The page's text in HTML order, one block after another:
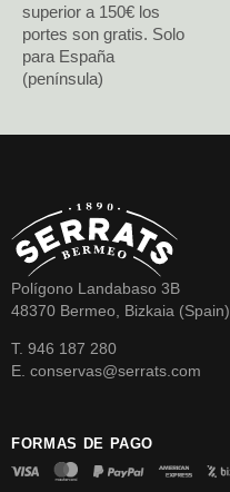
superior a 150€ los
portes son gratis. Solo
para España
(península)
Polígono Landabaso 3B
48370 Bermeo, Bizkaia (Spain)
T. 946 187 280
E. conservas@serrats.com
FORMAS DE PAGO